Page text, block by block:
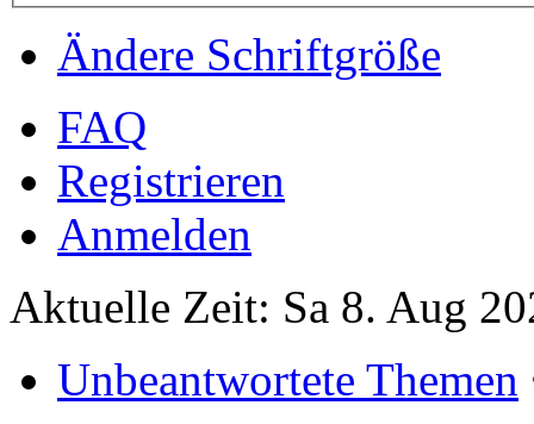
Ändere Schriftgröße
FAQ
Registrieren
Anmelden
Aktuelle Zeit: Sa 8. Aug
Unbeantwortete Themen